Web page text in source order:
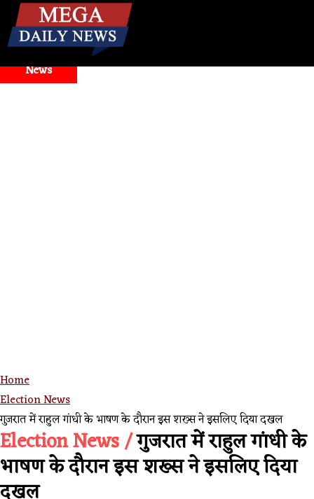
News
Home
Election News
गुजरात में राहुल गांधी के भाषण के दौरान इस शख्स ने इसलिए दिया दखल
Election News /गुजरात में राहुल गांधी के
भाषण के दौरान इस शख्स ने इसलिए दिया